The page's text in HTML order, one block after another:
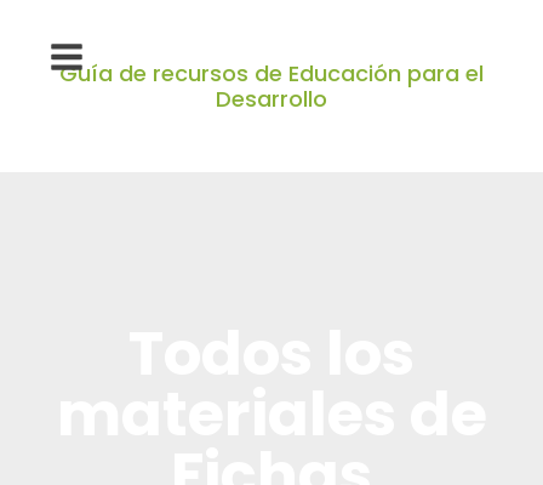
Guía de recursos de Educación para el
Desarrollo